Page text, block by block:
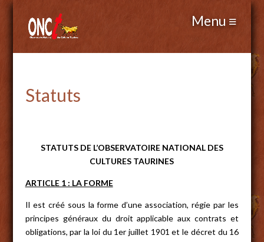
Statuts
STATUTS DE L’OBSERVATOIRE NATIONAL DES
CULTURES TAURINES
ARTICLE 1 : LA FORME
Il est créé sous la forme d’une association, régie par les
principes généraux du droit applicable aux contrats et
obligations, par la loi du 1er juillet 1901 et le décret du 16